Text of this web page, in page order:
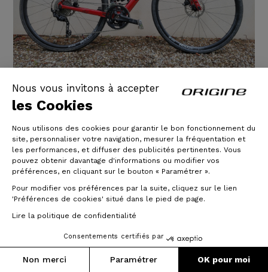
Nous vous invitons à accepter
les Cookies
Nous utilisons des cookies pour garantir le bon fonctionnement du
site, personnaliser votre navigation, mesurer la fréquentation et
les performances, et diffuser des publicités pertinentes. Vous
pouvez obtenir davantage d'informations ou modifier vos
préférences, en cliquant sur le bouton « Paramétrer ».
Pour modifier vos préférences par la suite, cliquez sur le lien
'Préférences de cookies' situé dans le pied de page.
Lire la politique de confidentialité
Consentements certifiés par
Non merci Paramétrer OK pour moi
Help Gravel - Shimano GRX 400
2X10 - DT Swiss R500
Ayant de plus en plus de mal à suivre mes amis, mes
80 ans ont été l'occasion de franchir le pas de
l'assistance.
La recherche dans les commerces locaux s'est
avérée décevante : Pas la taille, pas les braquets, pas
Le configurateur Origine associé à des conseils
téléphoniques pertinents m'ont convaincu.
Et l'expérience est à
14/07/2025